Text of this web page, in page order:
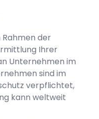
der
Ihrer
Unternehmen im
sind im
verpflichtet,
kann weltweit